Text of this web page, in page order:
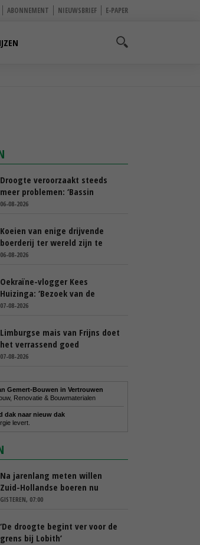
ABONNEMENT NIEUWSBRIEF E-PAPER
Droogte veroorzaakt steeds
meer problemen: ‘Bassin
afgelopen week al leeg’
06-08-2026
Koeien van enige drijvende
boerderij ter wereld zijn te
koop
06-08-2026
Oekraïne-vlogger Kees
Huizinga: ‘Bezoek van de
ambassade mag zelf groente
07-08-2026
Limburgse mais van Frijns doet
het verrassend goed
07-08-2026
Gemert-Bouwen in Vertrouwen
Renovatie & Bouwmaterialen
dak naar nieuw dak
levert.
Na jarenlang meten willen
Zuid-Hollandse boeren nu
erkenning
GISTEREN, 07:00
‘De droogte begint ver voor de
grens bij Lobith’